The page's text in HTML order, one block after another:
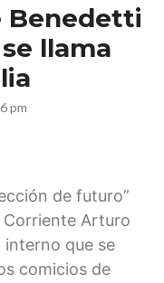
Benedetti
llama
pm
de futuro”
Corriente Arturo
que se
comicios de